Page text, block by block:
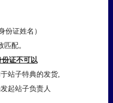
份证姓名）
配。
证不可以
站子特典的发货,
起站子负责人